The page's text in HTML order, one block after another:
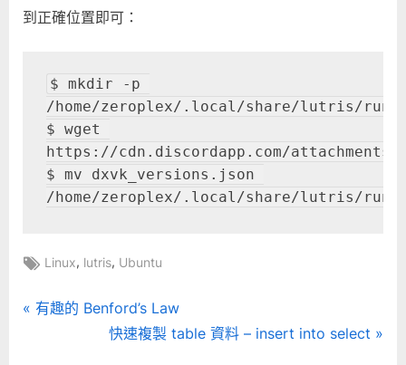
到正確位置即可：
$ mkdir -p
/home/zeroplex/.local/share/lutris/
$ wget
https://cdn.discordapp.com/attachments/
$ mv dxvk_versions.json
/home/zeroplex/.local/share/lutris/
Tags:
Linux, lutris, Ubuntu
文
P
有趣的 Benford’s Law
N
快速複製 table 資料 – insert into select